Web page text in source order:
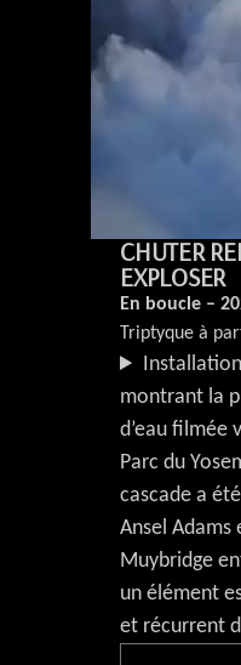
CHUTER
EXPLOSER
En boucle –
Triptyque à
montrant la
d’eau filmée
Parc du
cascade a
Ansel Adams
Muybridge
un élément
et récurrent